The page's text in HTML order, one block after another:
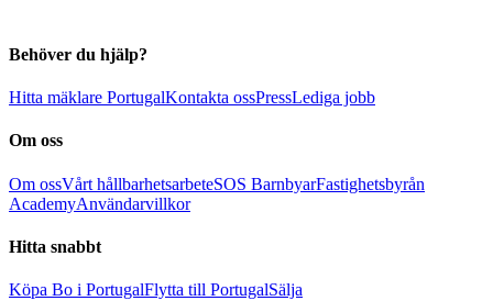
Behöver du hjälp?
Hitta mäklare PortugalKontakta ossPressLediga jobb
Om oss
Om ossVårt hållbarhetsarbeteSOS BarnbyarFastighetsbyrån
AcademyAnvändarvillkor
Hitta snabbt
Köpa Bo i PortugalFlytta till PortugalSälja